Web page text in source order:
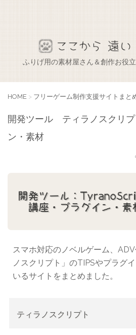
ふりげ用の素材屋さん＆創作お役
HOME > フリーゲーム制作支援サイトまと
開発ツール ティラノスクリプ
ン・素材
スマホ対応のノベルゲーム、
ノスクリプト」のTIPSやプラグ
いるサイトをまとめました。
ティラノスクリプト